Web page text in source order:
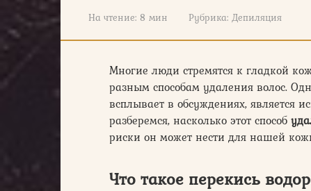
На чтение: 8 мин Рубрика: Депиляция
Многие люди стремятся к гладкой
разным способам удаления волос.
всплывает в обсуждениях, является
разберемся, насколько этот способ
риски он может нести для нашей
Что такое перекись